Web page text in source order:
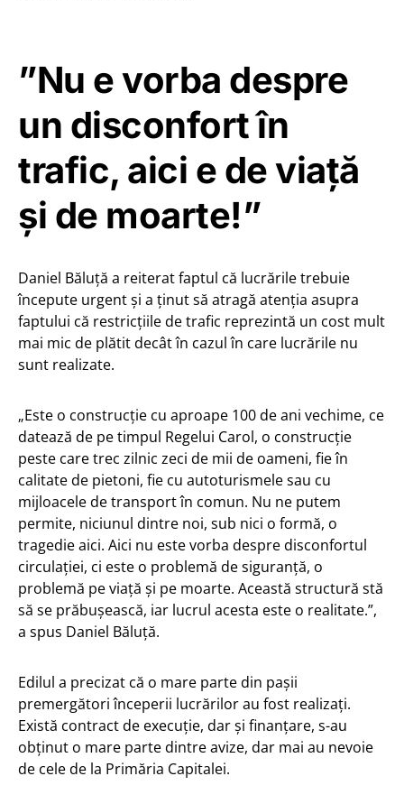
”Nu e vorba despre
un disconfort în
trafic, aici e de viață
și de moarte!”
Daniel Băluță a reiterat faptul că lucrările trebuie
începute urgent și a ținut să atragă atenția asupra
faptului că restricțiile de trafic reprezintă un cost mult
mai mic de plătit decât în cazul în care lucrările nu
sunt realizate.
„Este o construcție cu aproape 100 de ani vechime, ce
datează de pe timpul Regelui Carol, o construcție
peste care trec zilnic zeci de mii de oameni, fie în
calitate de pietoni, fie cu autoturismele sau cu
mijloacele de transport în comun. Nu ne putem
permite, niciunul dintre noi, sub nici o formă, o
tragedie aici. Aici nu este vorba despre disconfortul
circulaţiei, ci este o problemă de siguranţă, o
problemă pe viaţă şi pe moarte. Această structură stă
să se prăbuşească, iar lucrul acesta este o realitate.”,
a spus Daniel Băluță.
Edilul a precizat că o mare parte din pașii
premergători începerii lucrărilor au fost realizați.
Există contract de execuție, dar și finanțare, s-au
obținut o mare parte dintre avize, dar mai au nevoie
de cele de la Primăria Capitalei.